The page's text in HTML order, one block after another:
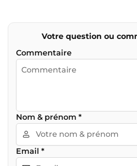
émotionnelle,
harmonieusement culture
Votre question ou
Commentaire
Nom & prénom *
Email *